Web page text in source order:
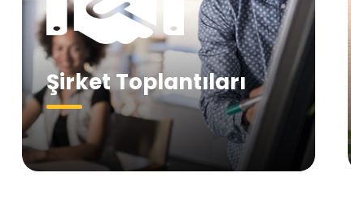
Şirket Toplantıları